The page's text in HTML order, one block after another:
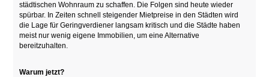
städtischen Wohnraum zu schaffen. Die Folgen sind heute wieder
spürbar. In Zeiten schnell steigender Mietpreise in den Städten wird
die Lage für Geringverdiener langsam kritisch und die Städte haben
meist nur wenig eigene Immobilien, um eine Alternative
bereitzuhalten.
Warum jetzt?